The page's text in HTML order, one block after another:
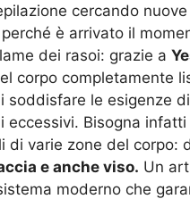
cercando
è arrivato il
dei rasoi: grazie a
corpo completamente
soddisfare le esigenze
eccessivi. Bisogna
di varie zone del corpo:
e anche viso. Un
moderno che